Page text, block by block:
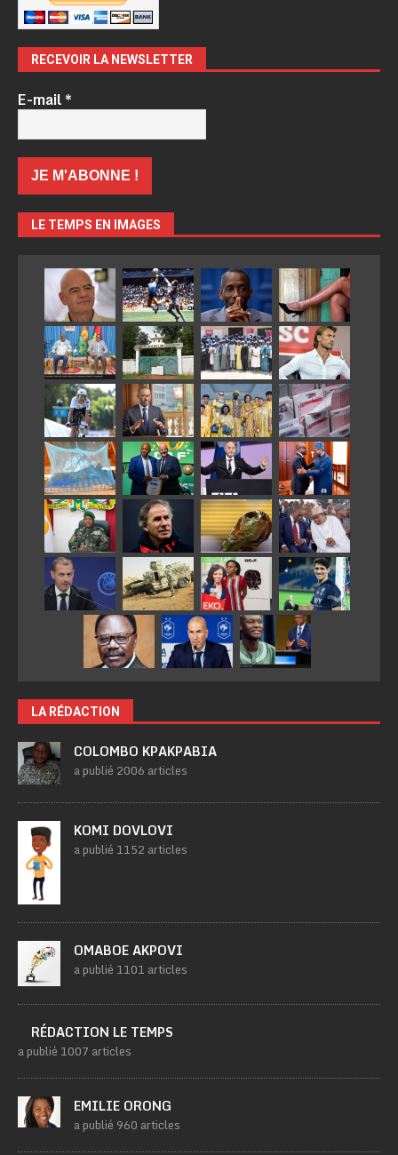
RECEVOIR LA NEWSLETTER
E-mail*
LE TEMPS EN IMAGES
LA RÉDACTION
COLOMBO KPAKPABIA
a publié 2006 articles
KOMI DOVLOVI
a publié 1152 articles
OMABOE AKPOVI
a publié 1101 articles
RÉDACTION LE TEMPS
a publié 1007 articles
EMILIE ORONG
a publié 960 articles